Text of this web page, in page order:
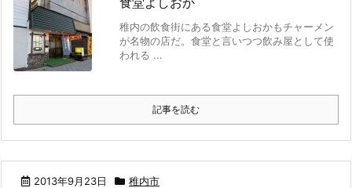
稚内の飲食街にある食堂よしおかもチャーメン
が名物の店だ。食堂と言いつつ飲み屋として使
われる ...
記事を読む
2013年9月23日 稚内市